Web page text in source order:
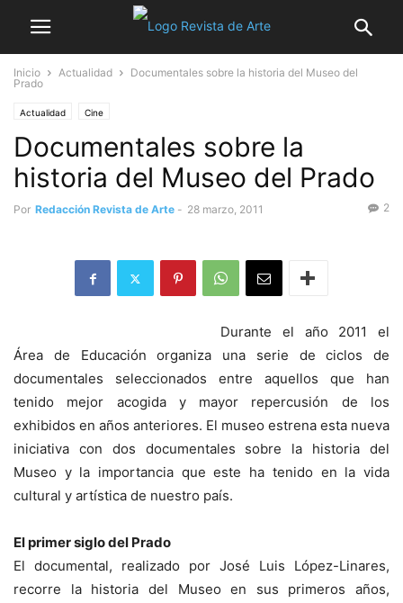
Inicio Actualidad
Documentales sobre la historia del Museo del
Prado
Actualidad Cine
Documentales sobre la
historia del Museo del Prado
Por Redacción Revista de Arte - 28 marzo, 2011 2
Durante el año 2011 el
Área de Educación organiza una serie de ciclos de
documentales seleccionados entre aquellos que han
tenido mejor acogida y mayor repercusión de los
exhibidos en años anteriores. El museo estrena esta nueva
iniciativa con dos documentales sobre la historia del
Museo y la importancia que este ha tenido en la vida
cultural y artística de nuestro país.
El primer siglo del Prado
El documental, realizado por José Luis López-Linares,
recorre la historia del Museo en sus primeros años,